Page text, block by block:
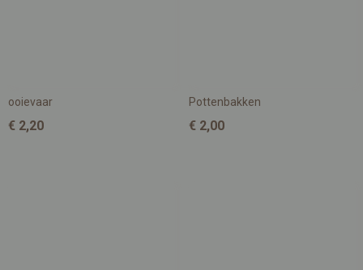
ooievaar
€ 2,20
Pottenbakken
€ 2,00